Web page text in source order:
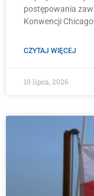
postępowania
Konwencji
CZYTAJ WIĘCEJ
10 lipca, 2026